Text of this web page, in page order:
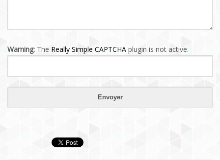
Warning: The Really Simple CAPTCHA plugin is not active.